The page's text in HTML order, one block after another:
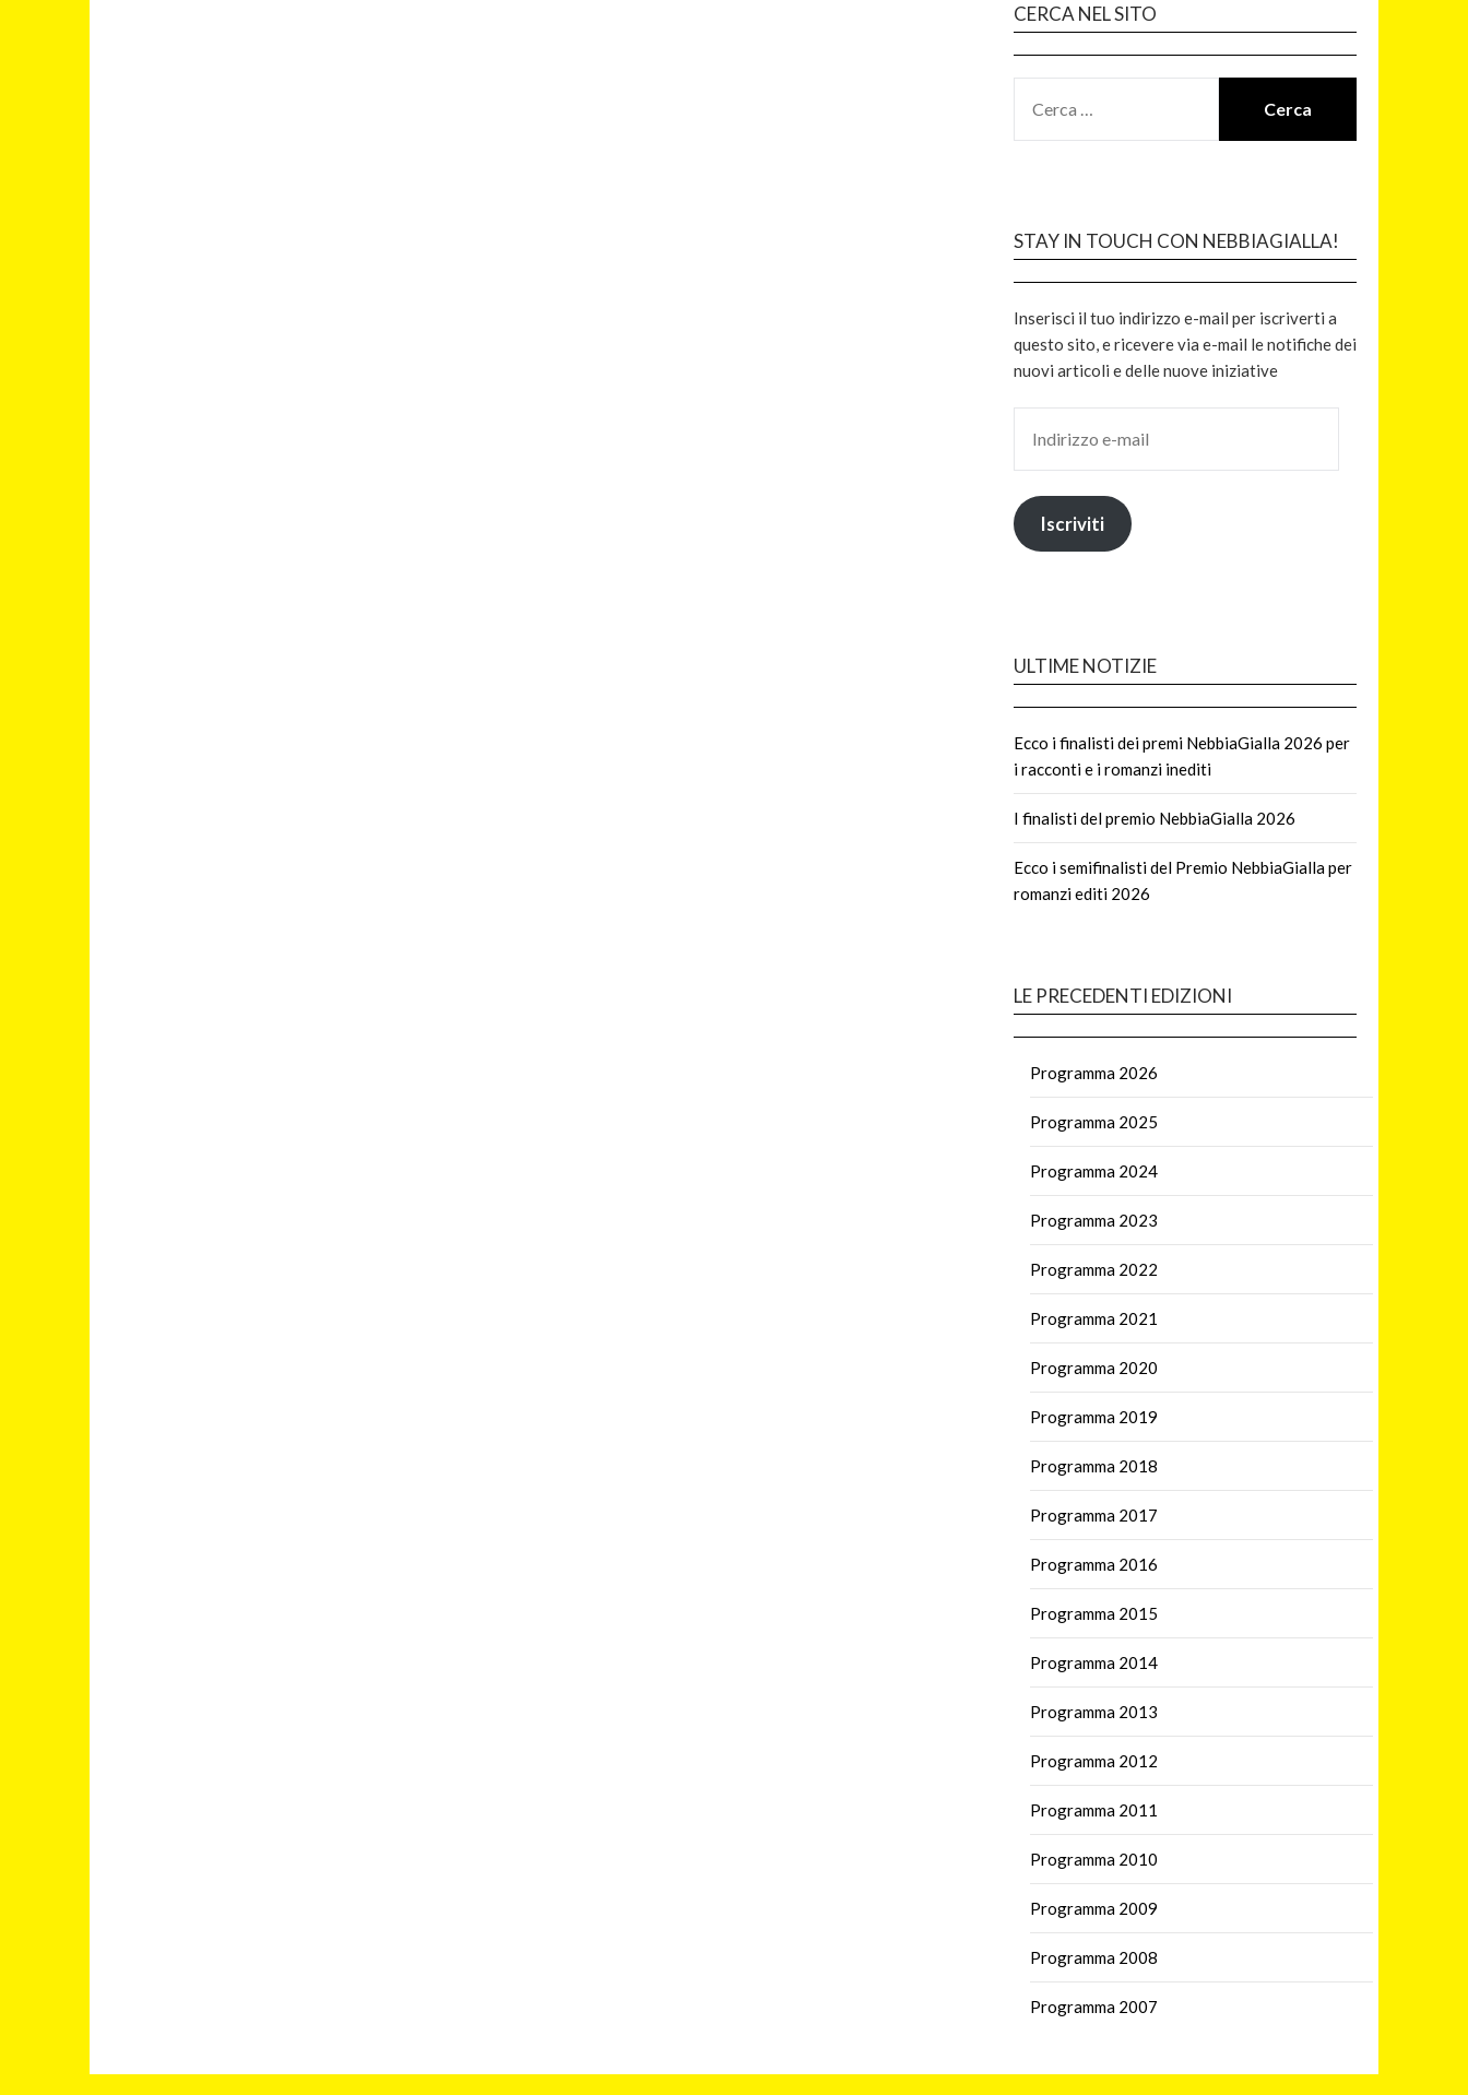
CERCA NEL SITO
STAY IN TOUCH CON NEBBIAGIALLA!
Inserisci il tuo indirizzo e-mail per iscriverti a
questo sito, e ricevere via e-mail le notifiche dei
nuovi articoli e delle nuove iniziative
Iscriviti
ULTIME NOTIZIE
Ecco i finalisti dei premi NebbiaGialla 2026 per
i racconti e i romanzi inediti
I finalisti del premio NebbiaGialla 2026
Ecco i semifinalisti del Premio NebbiaGialla per
romanzi editi 2026
LE PRECEDENTI EDIZIONI
Programma 2026
Programma 2025
Programma 2024
Programma 2023
Programma 2022
Programma 2021
Programma 2020
Programma 2019
Programma 2018
Programma 2017
Programma 2016
Programma 2015
Programma 2014
Programma 2013
Programma 2012
Programma 2011
Programma 2010
Programma 2009
Programma 2008
Programma 2007